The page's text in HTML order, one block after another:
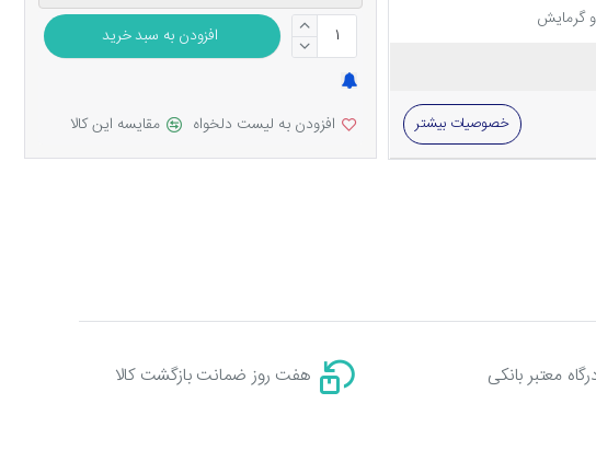
گرمایش
خصوصیات بیشتر
افزودن به سبد خرید
افزودن به لیست دلخواه مقایسه این کالا
معتبر بانکی هفت روز ضمانت بازگشت کالا